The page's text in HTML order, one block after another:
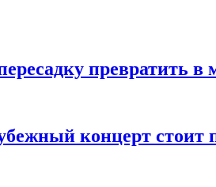
превратить в
концерт стоит